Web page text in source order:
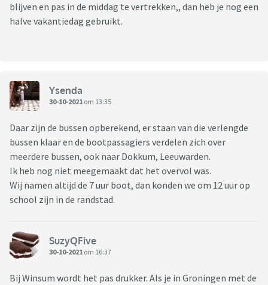
blijven en pas in de middag te vertrekken,, dan heb je nog een
halve vakantiedag gebruikt.
Ysenda
30-10-2021 om 13:35
Daar zijn de bussen opberekend, er staan van die verlengde
bussen klaar en de bootpassagiers verdelen zich over
meerdere bussen, ook naar Dokkum, Leeuwarden.
Ik heb nog niet meegemaakt dat het overvol was.
Wij namen altijd de 7 uur boot, dan konden we om 12 uur op
school zijn in de randstad.
SuzyQFive
30-10-2021 om 16:37
Bij Winsum wordt het pas drukker. Als je in Groningen met de